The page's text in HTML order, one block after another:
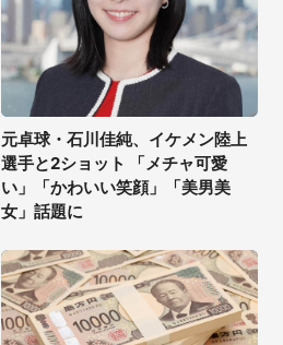
元卓球・石川佳純、イケメン陸上
選手と2ショット 「メチャ可愛
い」「かわいい笑顔」「美男美
女」話題に